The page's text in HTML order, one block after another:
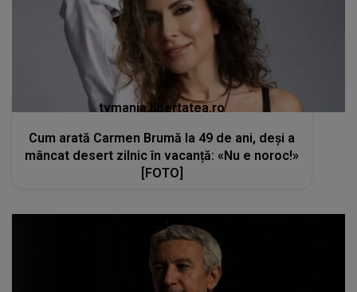
tvmania.libertatea.ro
Cum arată Carmen Brumă la 49 de ani, deși a
mâncat desert zilnic în vacanță: «Nu e noroc!»
[FOTO]